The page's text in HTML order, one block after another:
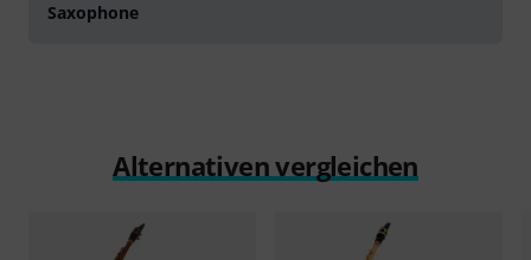
Saxophone
Alternativen vergleichen